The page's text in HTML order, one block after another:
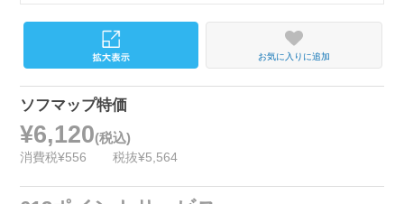
お気に入りに追加
ソフマップ特価
¥6,120(税込)
消費税¥556 税抜¥5,564